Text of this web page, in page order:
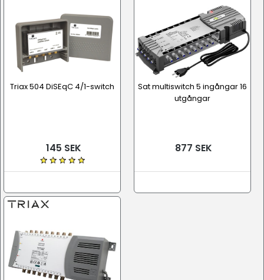
Triax 504 DiSEqC 4/1-switch
145 SEK
Sat multiswitch 5 ingångar 16
utgångar
877 SEK